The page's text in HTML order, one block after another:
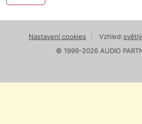
Nastavení cookies Vzhled:světlý
© 1999-2026 AUDIO